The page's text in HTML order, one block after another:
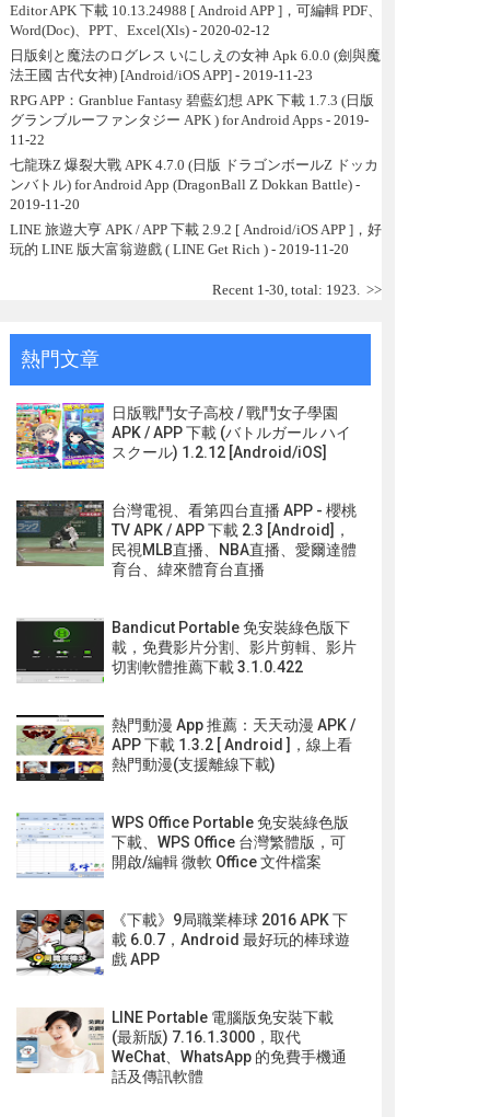
Editor APK 下載 10.13.24988 [ Android APP ]，可編輯 PDF、
Word(Doc)、PPT、Excel(Xls)- 2020-02-12
日版剣と魔法のログレス いにしえの女神 Apk 6.0.0 (劍與魔
法王國 古代女神) [Android/iOS APP]- 2019-11-23
RPG APP：Granblue Fantasy 碧藍幻想 APK 下載 1.7.3 (日版
グランブルーファンタジー APK ) for Android Apps - 2019-
11-22
七龍珠Z 爆裂大戰 APK 4.7.0 (日版 ドラゴンボールZ ドッカ
ンバトル) for Android App (DragonBall Z Dokkan Battle)-
2019-11-20
LINE 旅遊大亨 APK / APP 下載 2.9.2 [ Android/iOS APP ]，好
玩的 LINE 版大富翁遊戲 ( LINE Get Rich )- 2019-11-20
Recent 1-30, total: 1923. >>
熱門文章
日版戰鬥女子高校 / 戰鬥女子學園
APK / APP 下載 (バトルガール ハイ
スクール) 1.2.12 [Android/iOS]
台灣電視、看第四台直播 APP - 櫻桃
TV APK / APP 下載 2.3 [Android]，
民視MLB直播、NBA直播、愛爾達體
育台、緯來體育台直播
Bandicut Portable 免安裝綠色版下
載，免費影片分割、影片剪輯、影片
切割軟體推薦下載 3.1.0.422
熱門動漫 App 推薦：天天动漫 APK /
APP 下載 1.3.2 [ Android ]，線上看
熱門動漫(支援離線下載)
WPS Office Portable 免安裝綠色版
下載、WPS Office 台灣繁體版，可
開啟/編輯 微軟 Office 文件檔案
《下載》9局職業棒球 2016 APK 下
載 6.0.7，Android 最好玩的棒球遊
戲 APP
LINE Portable 電腦版免安裝下載
(最新版) 7.16.1.3000，取代
WeChat、WhatsApp 的免費手機通
話及傳訊軟體